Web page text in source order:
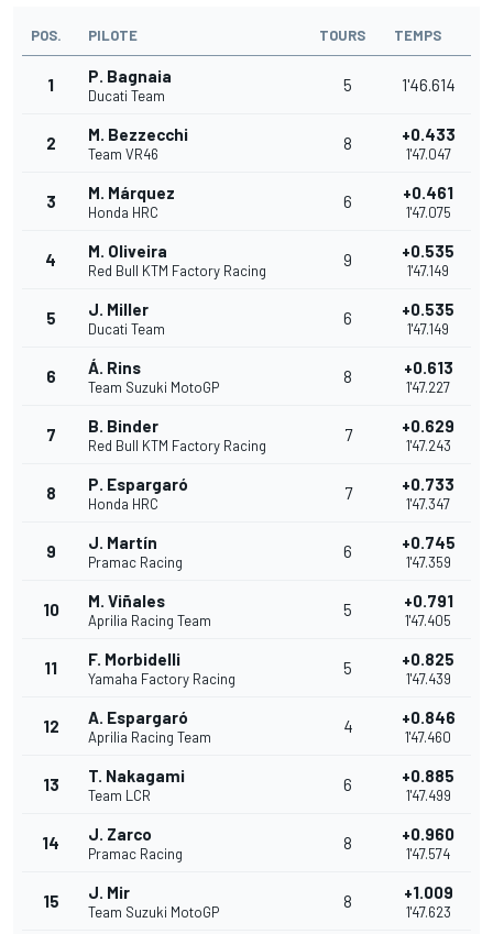
POS. PILOTE TOURS TEMPS
1 P. Bagnaia
Ducati Team
5 1'46.614
2 M. Bezzecchi
Team VR46
8 +0.433
1'47.047
3 M. Márquez
Honda HRC
6 +0.461
1'47.075
4 M. Oliveira
Red Bull KTM Factory Racing
9 +0.535
1'47.149
5 J. Miller
Ducati Team
6 +0.535
1'47.149
6 Á. Rins
Team Suzuki MotoGP
8 +0.613
1'47.227
7 B. Binder
Red Bull KTM Factory Racing
7 +0.629
1'47.243
8 P. Espargaró
Honda HRC
7 +0.733
1'47.347
9 J. Martín
Pramac Racing
6 +0.745
1'47.359
10 M. Viñales
Aprilia Racing Team
5 +0.791
1'47.405
11 F. Morbidelli
Yamaha Factory Racing
5 +0.825
1'47.439
12 A. Espargaró
Aprilia Racing Team
4 +0.846
1'47.460
13 T. Nakagami
Team LCR
6 +0.885
1'47.499
14 J. Zarco
Pramac Racing
8 +0.960
1'47.574
15 J. Mir
Team Suzuki MotoGP
8 +1.009
1'47.623